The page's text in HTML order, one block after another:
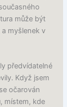
může být
myšlenek v
předvídatelné
Když jsem
očarován
místem, kde